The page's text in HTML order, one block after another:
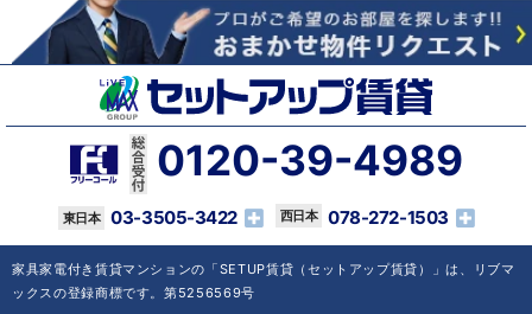
0120-39-4989
03-3505-3422 078-272-1503
家具家電付き賃貸マンションの「SETUP賃貸（セットアップ賃貸）」は、リブマ
ックスの登録商標です。第5256569号